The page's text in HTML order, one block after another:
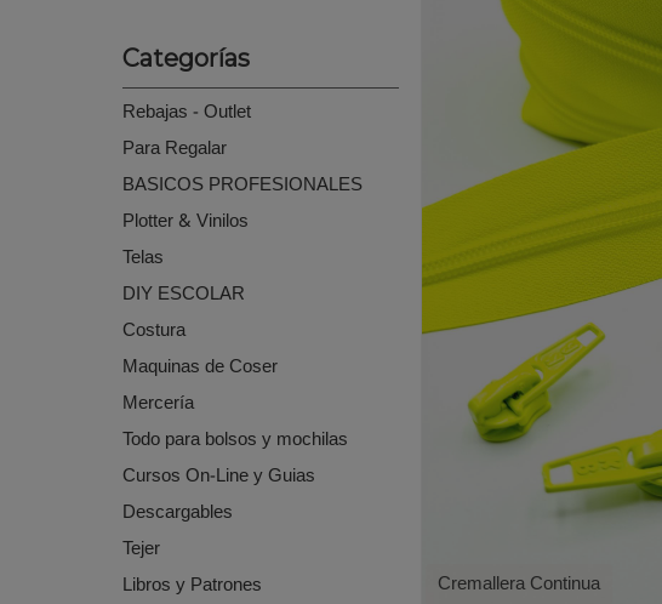
Categorías
Rebajas - Outlet
Para Regalar
BASICOS PROFESIONALES
Plotter & Vinilos
Telas
DIY ESCOLAR
Costura
Maquinas de Coser
Mercería
Todo para bolsos y mochilas
Cursos On-Line y Guias
Descargables
Tejer
Libros y Patrones
Cremallera Continua